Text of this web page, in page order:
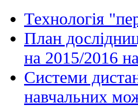
Технологія
План
на 2015/2016
Системи
навчальних